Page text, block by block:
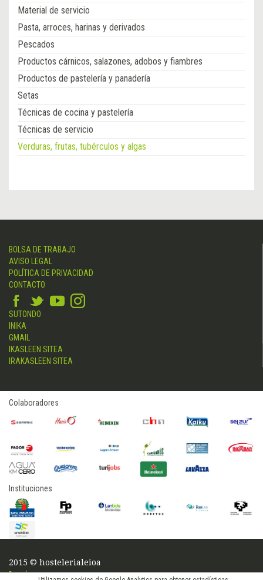
Material de servicio
Pasta, arroces, harinas y derivados
Pescados
Productos cárnicos, salazones, adobos y fiambres
Productos de pastelería y panadería
Setas
Técnicas de cocina y pastelería
Técnicas de servicio
Verduras, frutas, tubérculos y algas
BOLSA DE TRABAJO
AVISO LEGAL
POLÍTICA DE PRIVACIDAD
CONTACTO
SUTONDO
INIKA
GMAIL
IKASLEEN SITEA
IRAKASLEEN SITEA
Colaboradores
Instituciones
2015 © hostelerialeioa
Log in